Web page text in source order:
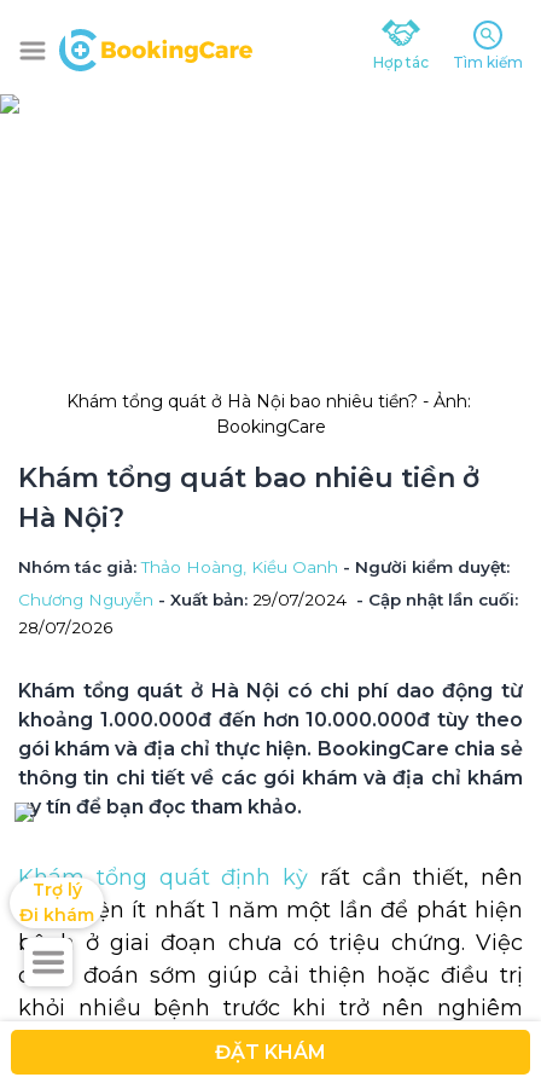
Hợp tác Tìm kiếm
Khám tổng quát ở Hà Nội bao nhiêu tiền? - Ảnh:
BookingCare
Khám tổng quát bao nhiêu tiền ở
Hà Nội?
Nhóm tác giả: Thảo Hoàng, Kiều Oanh - Người kiểm duyệt:
Chương Nguyễn - Xuất bản: 29/07/2024 - Cập nhật lần cuối:
28/07/2026
Khám tổng quát ở Hà Nội có chi phí dao động từ
khoảng 1.000.000đ đến hơn 10.000.000đ tùy theo
gói khám và địa chỉ thực hiện. BookingCare chia sẻ
thông tin chi tiết về các gói khám và địa chỉ khám
uy tín để bạn đọc tham khảo.
Khám tổng quát định kỳ rất cần thiết, nên
thực hiện ít nhất 1 năm một lần để phát hiện
bệnh ở giai đoạn chưa có triệu chứng. Việc
chẩn đoán sớm giúp cải thiện hoặc điều trị
khỏi nhiều bệnh trước khi trở nên nghiêm
Trợ lý
Đi khám
ĐẶT KHÁM